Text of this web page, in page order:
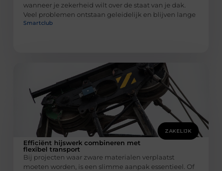
wanneer je zekerheid wilt over de staat van je dak.
Veel problemen ontstaan geleidelijk en blijven lange
Smartclub
ZAKELIJK
Efficiënt hijswerk combineren met
flexibel transport
Bij projecten waar zware materialen verplaatst
moeten worden, is een slimme aanpak essentieel. Of